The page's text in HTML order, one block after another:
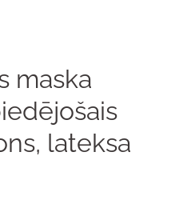
maska
lateksa